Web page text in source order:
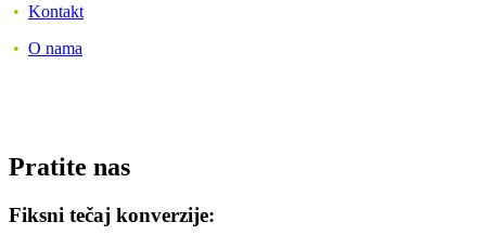
• Kontakt
• O nama
Pratite nas
Fiksni tečaj konverzije: